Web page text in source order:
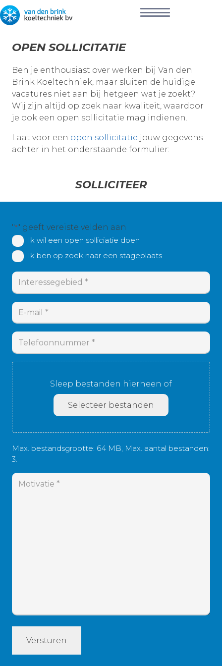
OPEN SOLLICITATIE
Ben je enthousiast over werken bij Van den
Brink Koeltechniek, maar sluiten de huidige
vacatures niet aan bij hetgeen wat je zoekt?
Wij zijn altijd op zoek naar kwaliteit, waardoor
je ook een open sollicitatie mag indienen.
Laat voor een open sollicitatie jouw gegevens
achter in het onderstaande formulier:
SOLLICITEER
"*" geeft vereiste velden aan
Ik
heb
interesse
in:
Ik wil een open solliciatie doen
Ik ben op zoek naar een stageplaats
Interessegebied
E-
mail
*
Telefoonnummer
Upload
je
CV
Sleep bestanden hierheen of
Selecteer bestanden
Max. bestandsgrootte: 64 MB, Max. aantal bestanden:
3.
Motivatie